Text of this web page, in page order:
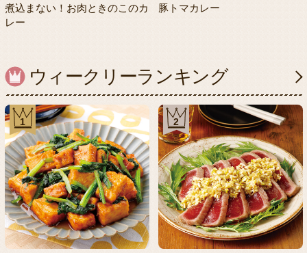
煮込まない！お肉ときのこのカ
レー
豚トマカレー
ウィークリーランキング
1 2